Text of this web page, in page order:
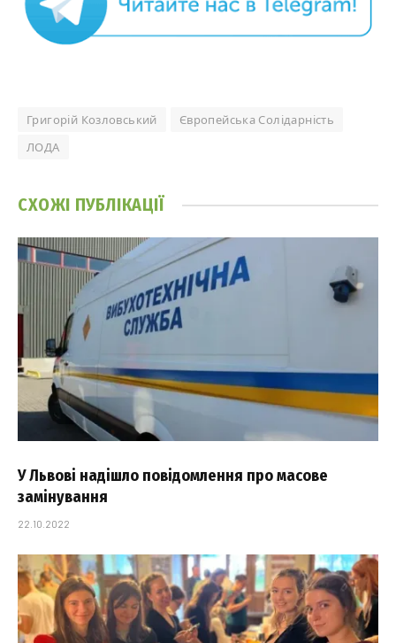
Григорій Козловський
Європейська Солідарність
ЛОДА
СХОЖІ ПУБЛІКАЦІЇ
У Львові надішло повідомлення про масове
замінування
22.10.2022